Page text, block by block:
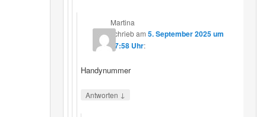
Martina
schriebam5. September 2025 um
17:58 Uhr:
Handynummer
Antworten ↓